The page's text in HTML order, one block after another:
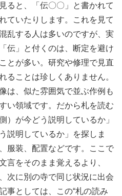
ると、「伝〇〇」と書かれて
ていたりします。これを見て
乱する人は多いのですが、実
伝」と付くのは、断定を避け
とが多い。研究や修理で見直
ることは珍しくありません。
は、似た雰囲気で並ぶ作例も
い領域です。だから札を読む
）が今どう説明しているか」
説明しているか」を探しま
服装、配置などです。ここで
言をそのまま覚えるより、
次に別の寺で同じ状況に出会
事としては、この“札の読み